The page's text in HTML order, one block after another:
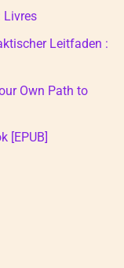
Livres
Leitfaden :
Own Path to
[EPUB]